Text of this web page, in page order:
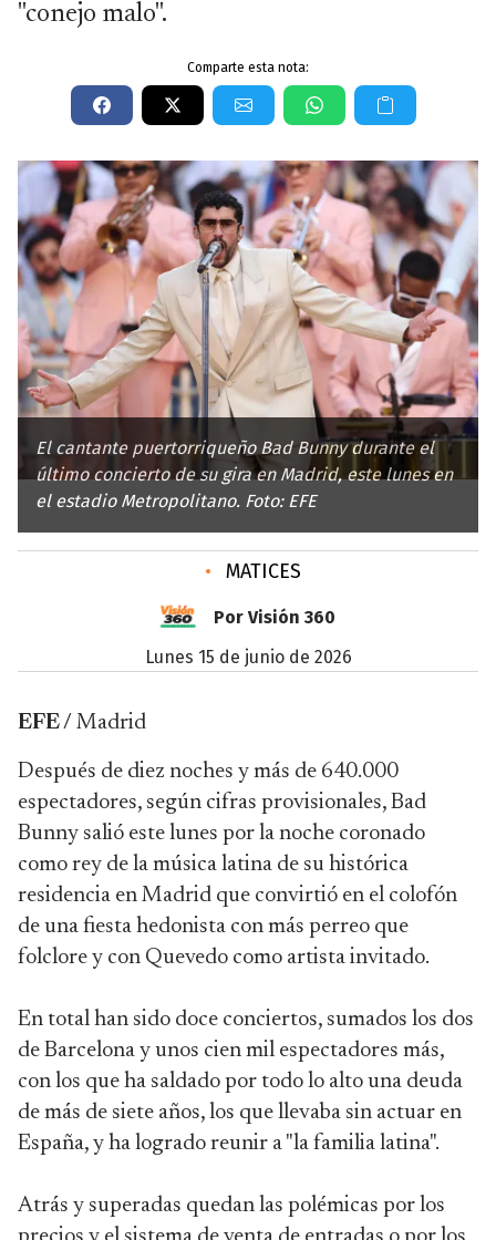
"conejo malo".
Comparte esta nota:
El cantante puertorriqueño Bad Bunny durante el
último concierto de su gira en Madrid, este lunes en
el estadio Metropolitano. Foto: EFE
• MATICES
Por Visión 360
lunes 15 de junio de 2026
EFE / Madrid
Después de diez noches y más de 640.000
espectadores, según cifras provisionales, Bad
Bunny salió este lunes por la noche coronado
como rey de la música latina de su histórica
residencia en Madrid que convirtió en el colofón
de una fiesta hedonista con más perreo que
folclore y con Quevedo como artista invitado.
En total han sido doce conciertos, sumados los dos
de Barcelona y unos cien mil espectadores más,
con los que ha saldado por todo lo alto una deuda
de más de siete años, los que llevaba sin actuar en
España, y ha logrado reunir a "la familia latina".
Atrás y superadas quedan las polémicas por los